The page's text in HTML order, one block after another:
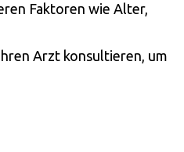
Faktoren wie Alter,
Arzt konsultieren, um